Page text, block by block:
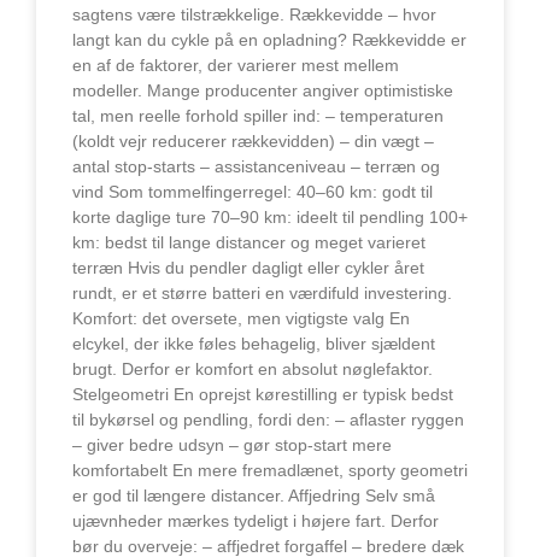
sagtens være tilstrækkelige. Rækkevidde – hvor
langt kan du cykle på en opladning? Rækkevidde er
en af de faktorer, der varierer mest mellem
modeller. Mange producenter angiver optimistiske
tal, men reelle forhold spiller ind: – temperaturen
(koldt vejr reducerer rækkevidden) – din vægt –
antal stop-starts – assistanceniveau – terræn og
vind Som tommelfingerregel: 40–60 km: godt til
korte daglige ture 70–90 km: ideelt til pendling 100+
km: bedst til lange distancer og meget varieret
terræn Hvis du pendler dagligt eller cykler året
rundt, er et større batteri en værdifuld investering.
Komfort: det oversete, men vigtigste valg En
elcykel, der ikke føles behagelig, bliver sjældent
brugt. Derfor er komfort en absolut nøglefaktor.
Stelgeometri En oprejst kørestilling er typisk bedst
til bykørsel og pendling, fordi den: – aflaster ryggen
– giver bedre udsyn – gør stop-start mere
komfortabelt En mere fremadlænet, sporty geometri
er god til længere distancer. Affjedring Selv små
ujævnheder mærkes tydeligt i højere fart. Derfor
bør du overveje: – affjedret forgaffel – bredere dæk